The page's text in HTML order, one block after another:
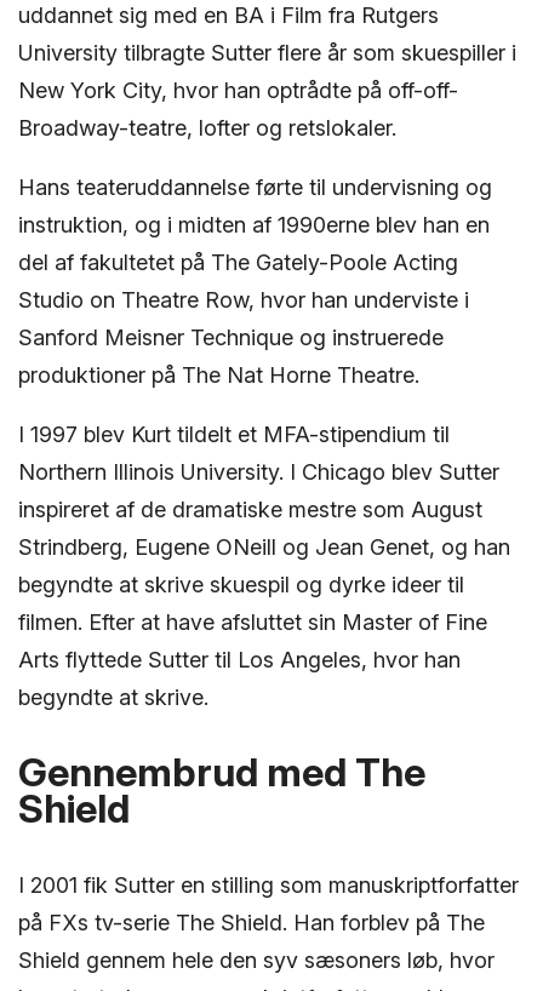
uddannet sig med en BA i Film fra Rutgers
University tilbragte Sutter flere år som skuespiller i
New York City, hvor han optrådte på off-off-
Broadway-teatre, lofter og retslokaler.
Hans teateruddannelse førte til undervisning og
instruktion, og i midten af ​​1990erne blev han en
del af fakultetet på The Gately-Poole Acting
Studio on Theatre Row, hvor han underviste i
Sanford Meisner Technique og instruerede
produktioner på The Nat Horne Theatre.
I 1997 blev Kurt tildelt et MFA-stipendium til
Northern Illinois University. I Chicago blev Sutter
inspireret af de dramatiske mestre som August
Strindberg, Eugene ONeill og Jean Genet, og han
begyndte at skrive skuespil og dyrke ideer til
filmen. Efter at have afsluttet sin Master of Fine
Arts flyttede Sutter til Los Angeles, hvor han
begyndte at skrive.
Gennembrud med The
Shield
I 2001 fik Sutter en stilling som manuskriptforfatter
på FXs tv-serie The Shield. Han forblev på The
Shield gennem hele den syv sæsoners løb, hvor